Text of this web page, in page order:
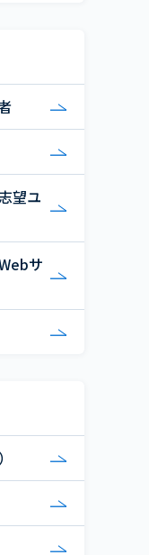
望ユ
サ